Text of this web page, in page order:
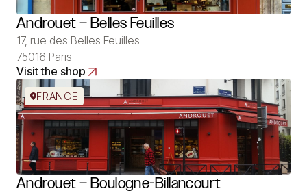
Androuet – Belles Feuilles
17, rue des Belles Feuilles
75016 Paris
Visit the shop
FRANCE
Androuet – Boulogne-Billancourt